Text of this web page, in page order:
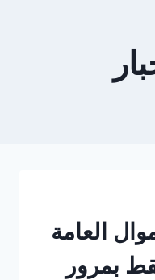
العامة
بمرور